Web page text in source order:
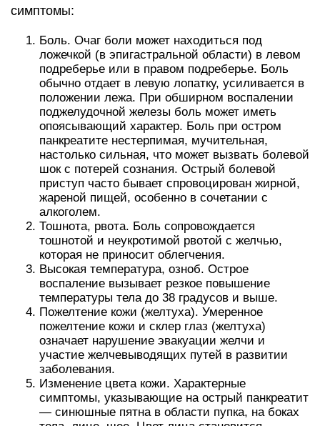
симптомы:
Боль. Очаг боли может находиться под
ложечкой (в эпигастральной области) в левом
подреберье или в правом подреберье. Боль
обычно отдает в левую лопатку, усиливается в
положении лежа. При обширном воспалении
поджелудочной железы боль может иметь
опоясывающий характер. Боль при остром
панкреатите нестерпимая, мучительная,
настолько сильная, что может вызвать болевой
шок с потерей сознания. Острый болевой
приступ часто бывает спровоцирован жирной,
жареной пищей, особенно в сочетании с
алкоголем.
Тошнота, рвота. Боль сопровождается
тошнотой и неукротимой рвотой с желчью,
которая не приносит облегчения.
Высокая температура, озноб. Острое
воспаление вызывает резкое повышение
температуры тела до 38 градусов и выше.
Пожелтение кожи (желтуха). Умеренное
пожелтение кожи и склер глаз (желтуха)
означает нарушение эвакуации желчи и
участие желчевыводящих путей в развитии
заболевания.
Изменение цвета кожи. Характерные
симптомы, указывающие на острый панкреатит
— синюшные пятна в области пупка, на боках